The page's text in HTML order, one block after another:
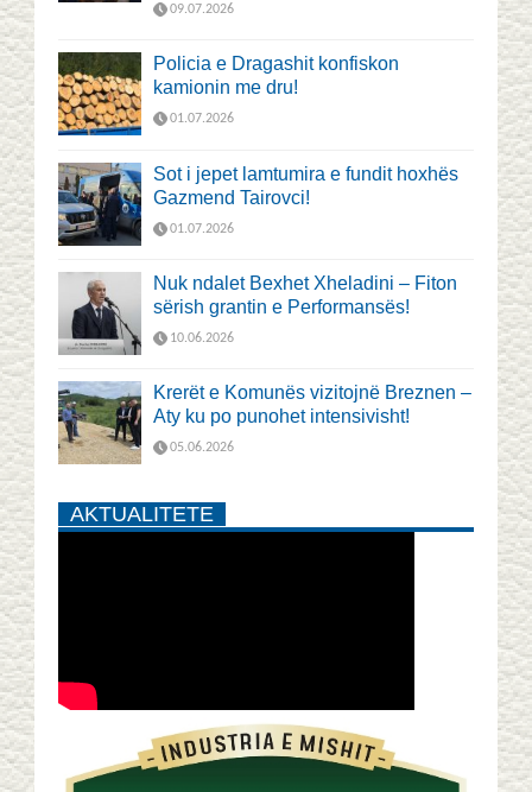
09.07.2026
Policia e Dragashit konfiskon
kamionin me dru!
01.07.2026
Sot i jepet lamtumira e fundit hoxhës
Gazmend Tairovci!
01.07.2026
Nuk ndalet Bexhet Xheladini – Fiton
sërish grantin e Performansës!
10.06.2026
Krerët e Komunës vizitojnë Breznen –
Aty ku po punohet intensivisht!
05.06.2026
AKTUALITETE